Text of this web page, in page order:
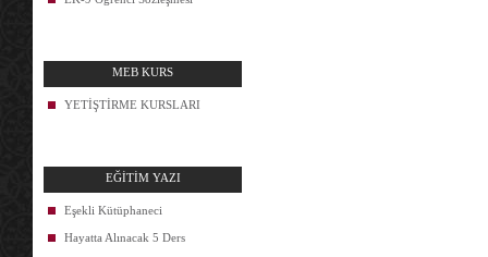
MEB KURS
YETİŞTİRME KURSLARI
EĞİTİM YAZI
Eşekli Kütüphaneci
Hayatta Alınacak 5 Ders